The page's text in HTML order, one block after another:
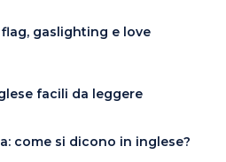
gaslighting e love
facili da leggere
come si dicono in inglese?